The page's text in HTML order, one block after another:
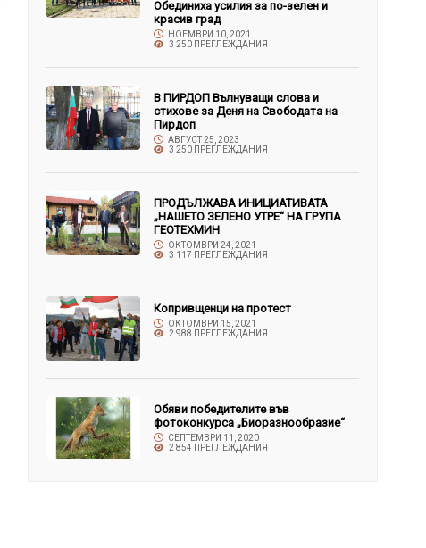
Обединиха усилия за по-зелен и
красив град
НОЕМВРИ 10, 2021
3 250 ПРЕГЛЕЖДАНИЯ
В ПИРДОП Вълнуващи слова и
стихове за Деня на Свободата на
Пирдоп
АВГУСТ 25, 2023
3 250 ПРЕГЛЕЖДАНИЯ
ПРОДЪЛЖАВА ИНИЦИАТИВАТА
„НАШЕТО ЗЕЛЕНО УТРЕ“ НА ГРУПА
ГЕОТЕХМИН
ОКТОМВРИ 24, 2021
3 117 ПРЕГЛЕЖДАНИЯ
Копривщенци на протест
ОКТОМВРИ 15, 2021
2 988 ПРЕГЛЕЖДАНИЯ
Обяви победителите във
фотоконкурса „Биоразнообразие“
СЕПТЕМВРИ 11, 2020
2 854 ПРЕГЛЕЖДАНИЯ